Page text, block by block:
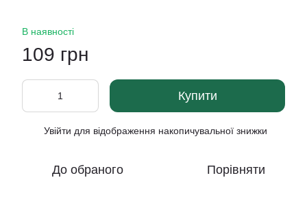
В наявності
109 грн
Купити
Увійти для відображення накопичувальної знижки
До обраного Порівняти